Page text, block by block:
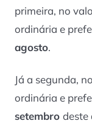
primeira, no
ordinária e
agosto.
Já a segunda,
ordinária e
setembro deste